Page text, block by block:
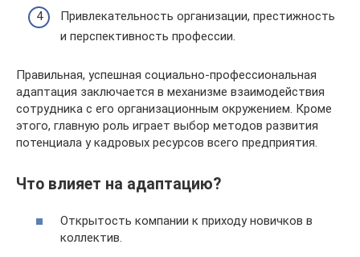
Привлекательность организации, престижность
и перспективность профессии.
Правильная, успешная социально-профессиональная
адаптация заключается в механизме взаимодействия
сотрудника с его организационным окружением. Кроме
этого, главную роль играет выбор методов развития
потенциала у кадровых ресурсов всего предприятия.
Что влияет на адаптацию?
Открытость компании к приходу новичков в
коллектив.